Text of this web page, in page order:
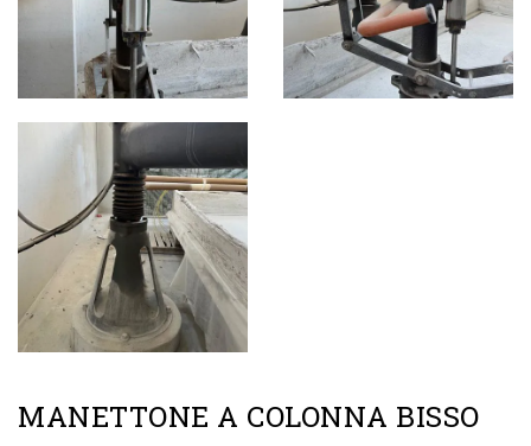
MANETTONE A COLONNA BISSO